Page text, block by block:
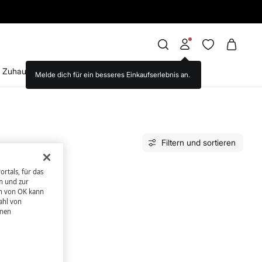
Zuhause Brands we love WS World
Filtern und sortieren
für das
und zur
von OK kann
von